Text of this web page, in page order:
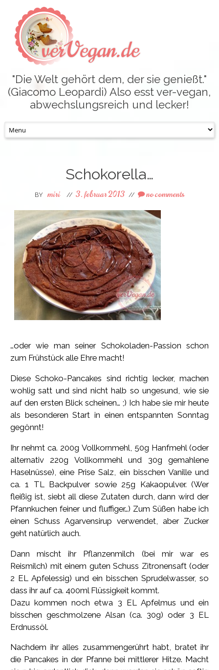
verVegan.de
"Die Welt gehört dem, der sie genießt."
(Giacomo Leopardi) Also esst ver-vegan,
abwechslungsreich und lecker!
to
Schokorella…
BY miri // 3. februar 2013 // no comments
…oder wie man seiner Schokoladen-Passion schon
zum Frühstück alle Ehre macht!
Diese Schoko-Pancakes sind richtig lecker, machen
wohlig satt und sind nicht halb so ungesund, wie sie
auf den ersten Blick scheinen… ;) Ich habe sie mir heute
als besonderen Start in einen entspannten Sonntag
gegönnt!
Ihr nehmt ca. 200g Vollkornmehl, 50g Hanfmehl (oder
alternativ 220g Vollkornmehl und 30g gemahlene
Haselnüsse), eine Prise Salz, ein bisschen Vanille und
ca. 1 TL Backpulver sowie 25g Kakaopulver. (Wer
fleißig ist, siebt all diese Zutaten durch, dann wird der
Pfannkuchen feiner und fluffiger…) Zum Süßen habe ich
einen Schuss Agarvensirup verwendet, aber Zucker
geht natürlich auch.
Dann mischt ihr Pflanzenmilch (bei mir war es
Reismilch) mit einem guten Schuss Zitronensaft (oder
2 EL Apfelessig) und ein bisschen Sprudelwasser, so
dass ihr auf ca. 400ml Flüssigkeit kommt.
Dazu kommen noch etwa 3 EL Apfelmus und ein
bisschen geschmolzene Alsan (ca. 30g) oder 3 EL
Erdnussöl.
Nachdem ihr alles zusammengerührt habt, bratet ihr
die Pancakes in der Pfanne bei mittlerer Hitze. Macht